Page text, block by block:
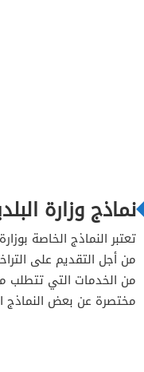
نماذج وزارة
تعتبر النماذج الخاصة
من أجل التقديم على
من الخدمات التي تتطلب
مختصرة عن بعض النماذج